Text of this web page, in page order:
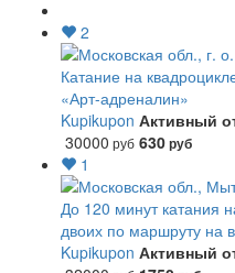
2
Катание на
«Арт-адреналин»
Kupikupon Активный
30000 руб 630руб
1
До 120 минут катания
двоих по маршруту на
Kupikupon Активный